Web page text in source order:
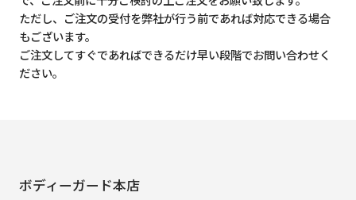
ただし、ご注文の受付を弊社が行う前であれば対応できる場合
もございます。
ご注文してすぐであればできるだけ早い段階でお問い合わせく
ださい。
ボディーガード本店